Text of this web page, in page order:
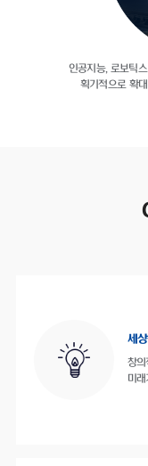
인공지능, 로보틱
획기적으로 확
세
창의
미